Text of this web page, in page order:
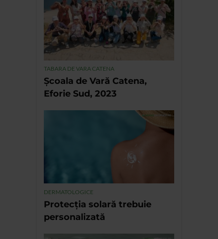
TABARA DE VARA CATENA
Școala de Vară Catena,
Eforie Sud, 2023
DERMATOLOGICE
Protecția solară trebuie
personalizată